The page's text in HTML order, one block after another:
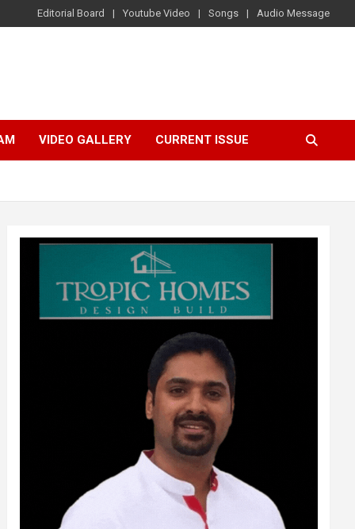
Editorial Board Youtube Video Songs Audio Message
VIDEO GALLERY CURRENT ISSUE